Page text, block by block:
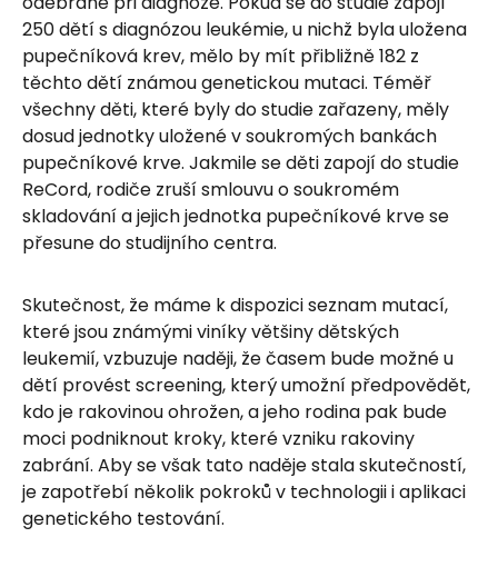
250 dětí s diagnózou leukémie, u nichž byla uložena
pupečníková krev, mělo by mít přibližně 182 z
těchto dětí známou genetickou mutaci. Téměř
všechny děti, které byly do studie zařazeny, měly
dosud jednotky uložené v soukromých bankách
pupečníkové krve. Jakmile se děti zapojí do studie
ReCord, rodiče zruší smlouvu o soukromém
skladování a jejich jednotka pupečníkové krve se
přesune do studijního centra.
Skutečnost, že máme k dispozici seznam mutací,
které jsou známými viníky většiny dětských
leukemií, vzbuzuje naději, že časem bude možné u
dětí provést screening, který umožní předpovědět,
kdo je rakovinou ohrožen, a jeho rodina pak bude
moci podniknout kroky, které vzniku rakoviny
zabrání. Aby se však tato naděje stala skutečností,
je zapotřebí několik pokroků v technologii i aplikaci
genetického testování.